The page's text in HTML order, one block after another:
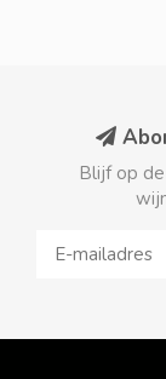
Blijf op